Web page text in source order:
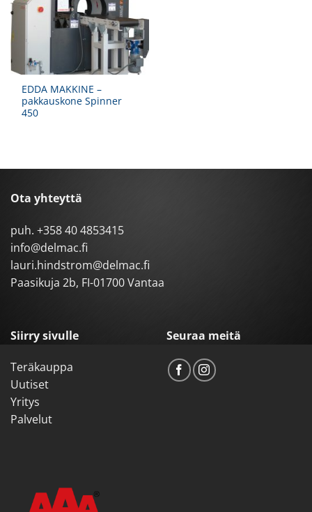
EDDA MAKKINE –
pakkauskone Spinner
450
Ota yhteyttä
puh. +358 40 4853415
info@delmac.fi
lauri.hindstrom@delmac.fi
Paasikuja 2b, FI-01700 Vantaa
Siirry sivulle
Teräkauppa
Uutiset
Yritys
Palvelut
Seuraa meitä